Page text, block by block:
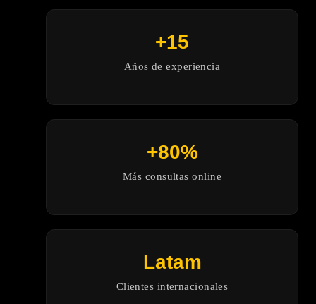
+15
Años de experiencia
+80%
Más consultas online
Latam
Clientes internacionales